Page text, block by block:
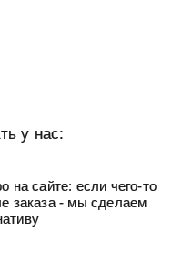
у нас:
на сайте: если чего-то
заказа - мы сделаем